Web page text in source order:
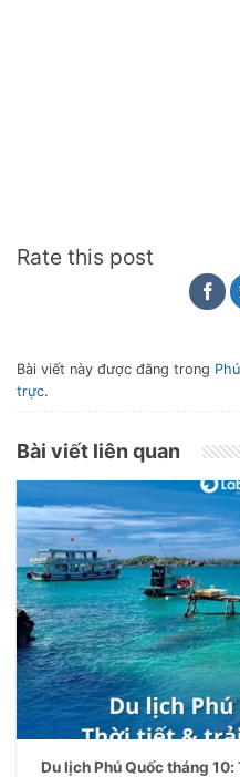
Rate this post
Bài viết này được đăng trong
trực.
Bài viết liên quan
Du lịch Phú Quốc tháng